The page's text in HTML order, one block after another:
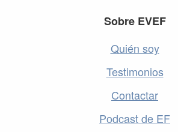
Sobre EVEF
Quién soy
Testimonios
Contactar
Podcast de EF